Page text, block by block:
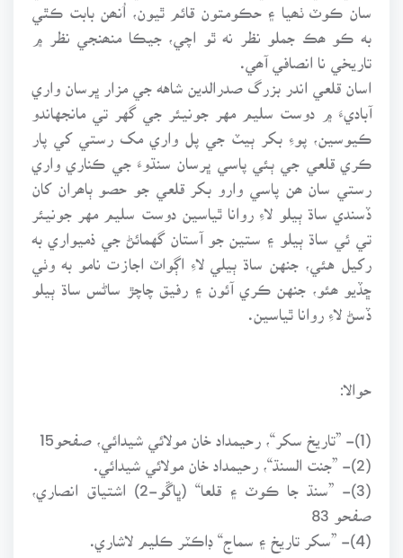
سان ڪوٽ ٺھيا ۽ حڪومتون قائم ٿيون، اُنھن بابت ڪٿي
به ڪو ھڪ جملو نظر نه ٿو اچي، جيڪا منھنجي نظر ۾
تاريخي نا انصافي آھي.
اسان قلعي اندر بزرگ صدرالدين شاهه جي مزار ڀرسان واري
آباديءَ ۾ دوست سليم مهر جونيئر جي گهر تي مانجهاندو
ڪيوسين، پوءِ بکر ٻيٽ جي پل واري مک رستي کي پار
ڪري قلعي جي ٻئي پاسي ڀرسان سنڌوءَ جي ڪناري واري
رستي سان ھن پاسي وارو بکر قلعي جو حصو ٻاھران کان
ڏسندي ساڌ ٻيلو لاءِ روانا ٿياسين دوست سليم مهر جونيئر
تي ئي ساڌ ٻيلو ۽ ستين جو آستان گهمائڻ جي ذميواري به
رکيل هئي، جنهن ساڌ ٻيلي لاءِ اڳواٽ اجازت نامو به وٺي
ڇڏيو ھئو، جنهن ڪري آئون ۽ رفيق چاچڙ ساڻس ساڌ ٻيلو
ڏسڻ لاءِ روانا ٿياسين.
حوالا:
(1)- ”تاريخ سکر“، رحيمداد خان مولائي شيدائي، صفحو15
(2)- ”جنت السنڌ“، رحيمداد خان مولائي شيدائي.
(3)- ”سنڌ جا ڪوٽ ۽ قلعا“ (ڀاڱو-2) اشتياق انصاري،
صفحو 83
(4)- ”سکر تاريخ ۽ سماج“ ڊاڪٽر ڪليم لاشاري.